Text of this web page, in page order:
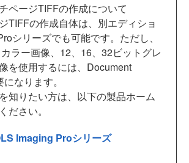
ページTIFFの作成について
TIFFの作成自体は、別エディショ
シリーズでも可能です。ただし、
ラー画像、12、16、32ビットグレ
を使用するには、Document
なります。
知りたい方は、以下の製品ホーム
ださい。
Imaging Proシリーズ